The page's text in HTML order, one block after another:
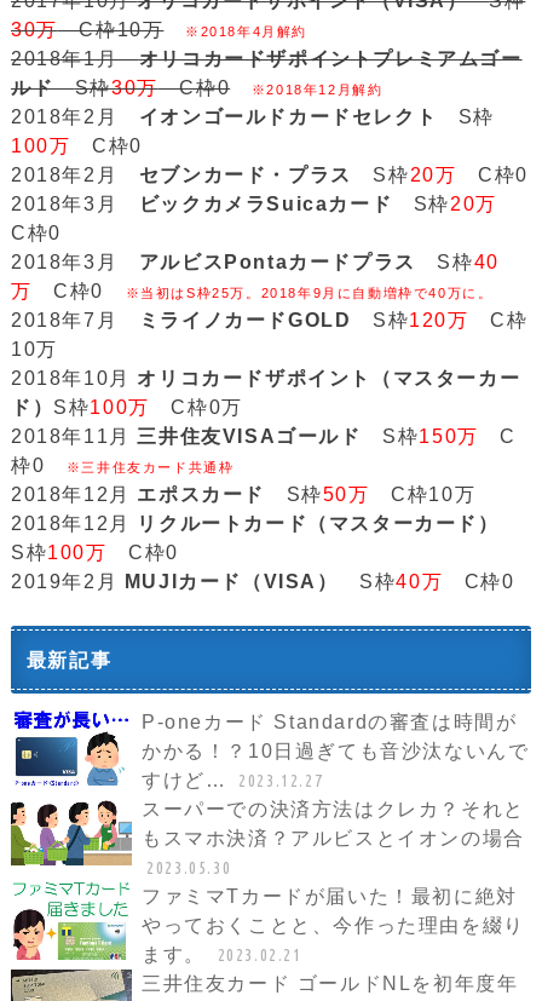
30万C枠10万 ※2018年4月解約
2018年1月オリコカードザポイントプレミアムゴー
ルドS枠30万C枠0 ※2018年12月解約
2018年2月 イオンゴールドカードセレクト
S枠
100万 C枠0
2018年2月 セブンカード・プラス S枠20万 C枠0
2018年3月
ビックカメラSuicaカード S枠20万
C枠0
2018年3月 アルビスPontaカードプラス S枠40
万 C枠0 ※当初はS枠25万。2018年9月に自動増枠で40万に。
2018年7月 ミライノカードGOLD S枠120万 C枠
10万
2018年10月 オリコカードザポイント（マスターカー
ド） S枠100万
C枠0万
2018年11月 三井住友VISAゴールド S枠150万
C
枠0
※三井住友カード共通枠
2018年12月 エポスカード S枠50万 C枠10万
2018年12月
リクルートカード（マスターカード）
S枠100万 C枠0
2019年2月
MUJIカード（VISA） S枠40万 C枠0
最新記事
P-oneカード Standardの審査は時間が
かかる！？10日過ぎても音沙汰ないんで
すけど…
2023.12.27
スーパーでの決済方法はクレカ？それと
もスマホ決済？アルビスとイオンの場合
2023.05.30
ファミマTカードが届いた！最初に絶対
やっておくことと、今作った理由を綴り
ます。
2023.02.21
三井住友カード ゴールドNLを初年度年